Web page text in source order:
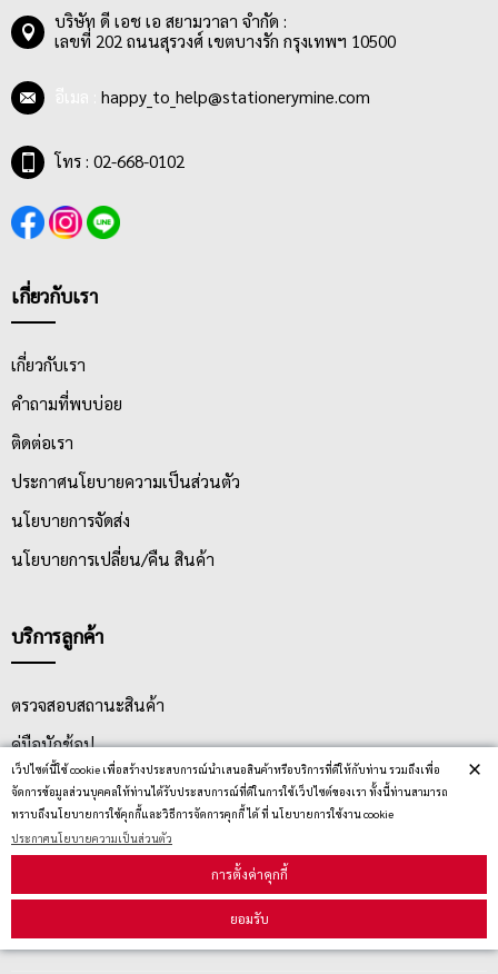
เว็ปไซต์นี้ใช้ cookie เพื่อสร้างประสบการณ์นำเสนอสินค้าหรือบริการที่ดีให้กับท่าน รวมถึงเพื่อ
จัดการข้อมูลส่วนบุคคลให้ท่านได้รับประสบการณ์ที่ดีในการใช้เว็ปไซต์ของเรา ทั้งนี้ท่านสามารถ
ทราบถึงนโยบายการใช้คุกกี้และวิธีการจัดการคุกกี้ ได้ ที่ นโยบายการใช้งาน cookie
ประกาศนโยบายความเป็นส่วนตัว
การตั้งค่าคุกกี้
ยอมรับ
×
บริษัท ดี เอช เอ สยามวาลา จำกัด :
เลขที่ 202 ถนนสุรวงศ์ เขตบางรัก กรุงเทพฯ 10500
happy_to_help@stationerymine.com
โทร : 02-668-0102
เกี่ยวกับเรา
เกี่ยวกับเรา
คำถามที่พบบ่อย
ติดต่อเรา
ประกาศนโยบายความเป็นส่วนตัว
นโยบายการจัดส่ง
นโยบายการเปลี่ยน/คืน สินค้า
บริการลูกค้า
ตรวจสอบสถานะสินค้า
คู่มือนักช้อป
วิธีลบคุกกี้
สมัครรับข่าวสาร
รับข่าวสาร